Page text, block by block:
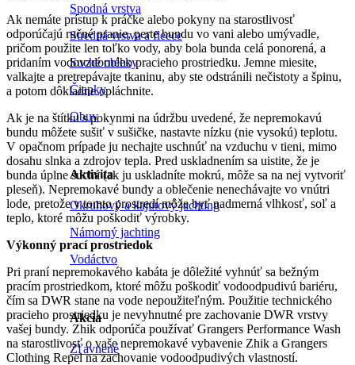
Spodná vrstva
Stredná vrstva a fleece
Suché obleky
Čiapky
Obuv
Aktivita
Okruhový a kajutový jachting
Námorný jachting
Vodáctvo
Akcia
Zľavnené
Ak nemáte prístup k práčke alebo pokyny na starostlivosť
odporúčajú ručné pranie, perte bundu vo vani alebo umývadle,
pričom použite len toľko vody, aby bola bunda celá ponorená, a
pridaním vodovzdorného pracieho prostriedku. Jemne miesite,
valkajte a pretrepávajte tkaninu, aby ste odstránili nečistoty a špinu,
a potom dôkladne opláchnite.
Ak je na štítku s pokynmi na údržbu uvedené, že nepremokavú
bundu môžete sušiť v sušičke, nastavte nízku (nie vysokú) teplotu.
V opačnom prípade ju nechajte uschnúť na vzduchu v tieni, mimo
dosahu slnka a zdrojov tepla. Pred uskladnením sa uistite, že je
bunda úplne suchá (ak ju uskladníte mokrú, môže sa na nej vytvoriť
pleseň). Nepremokavé bundy a oblečenie nenechávajte vo vnútri
lode, pretože v tomto prostredí môže byť nadmerná vlhkosť, soľ a
teplo, ktoré môžu poškodiť výrobky.
Výkonný prací prostriedok
Pri praní nepremokavého kabáta je dôležité vyhnúť sa bežným
pracím prostriedkom, ktoré môžu poškodiť vodoodpudivú bariéru,
čím sa DWR stane na vode nepoužiteľným. Použitie technického
pracieho prostriedku je nevyhnutné pre zachovanie DWR vrstvy
vašej bundy. Zhik odporúča používať Grangers Performance Wash
na starostlivosť o vaše nepremokavé vybavenie Zhik a Grangers
Clothing Repel na zachovanie vodoodpudivých vlastností.